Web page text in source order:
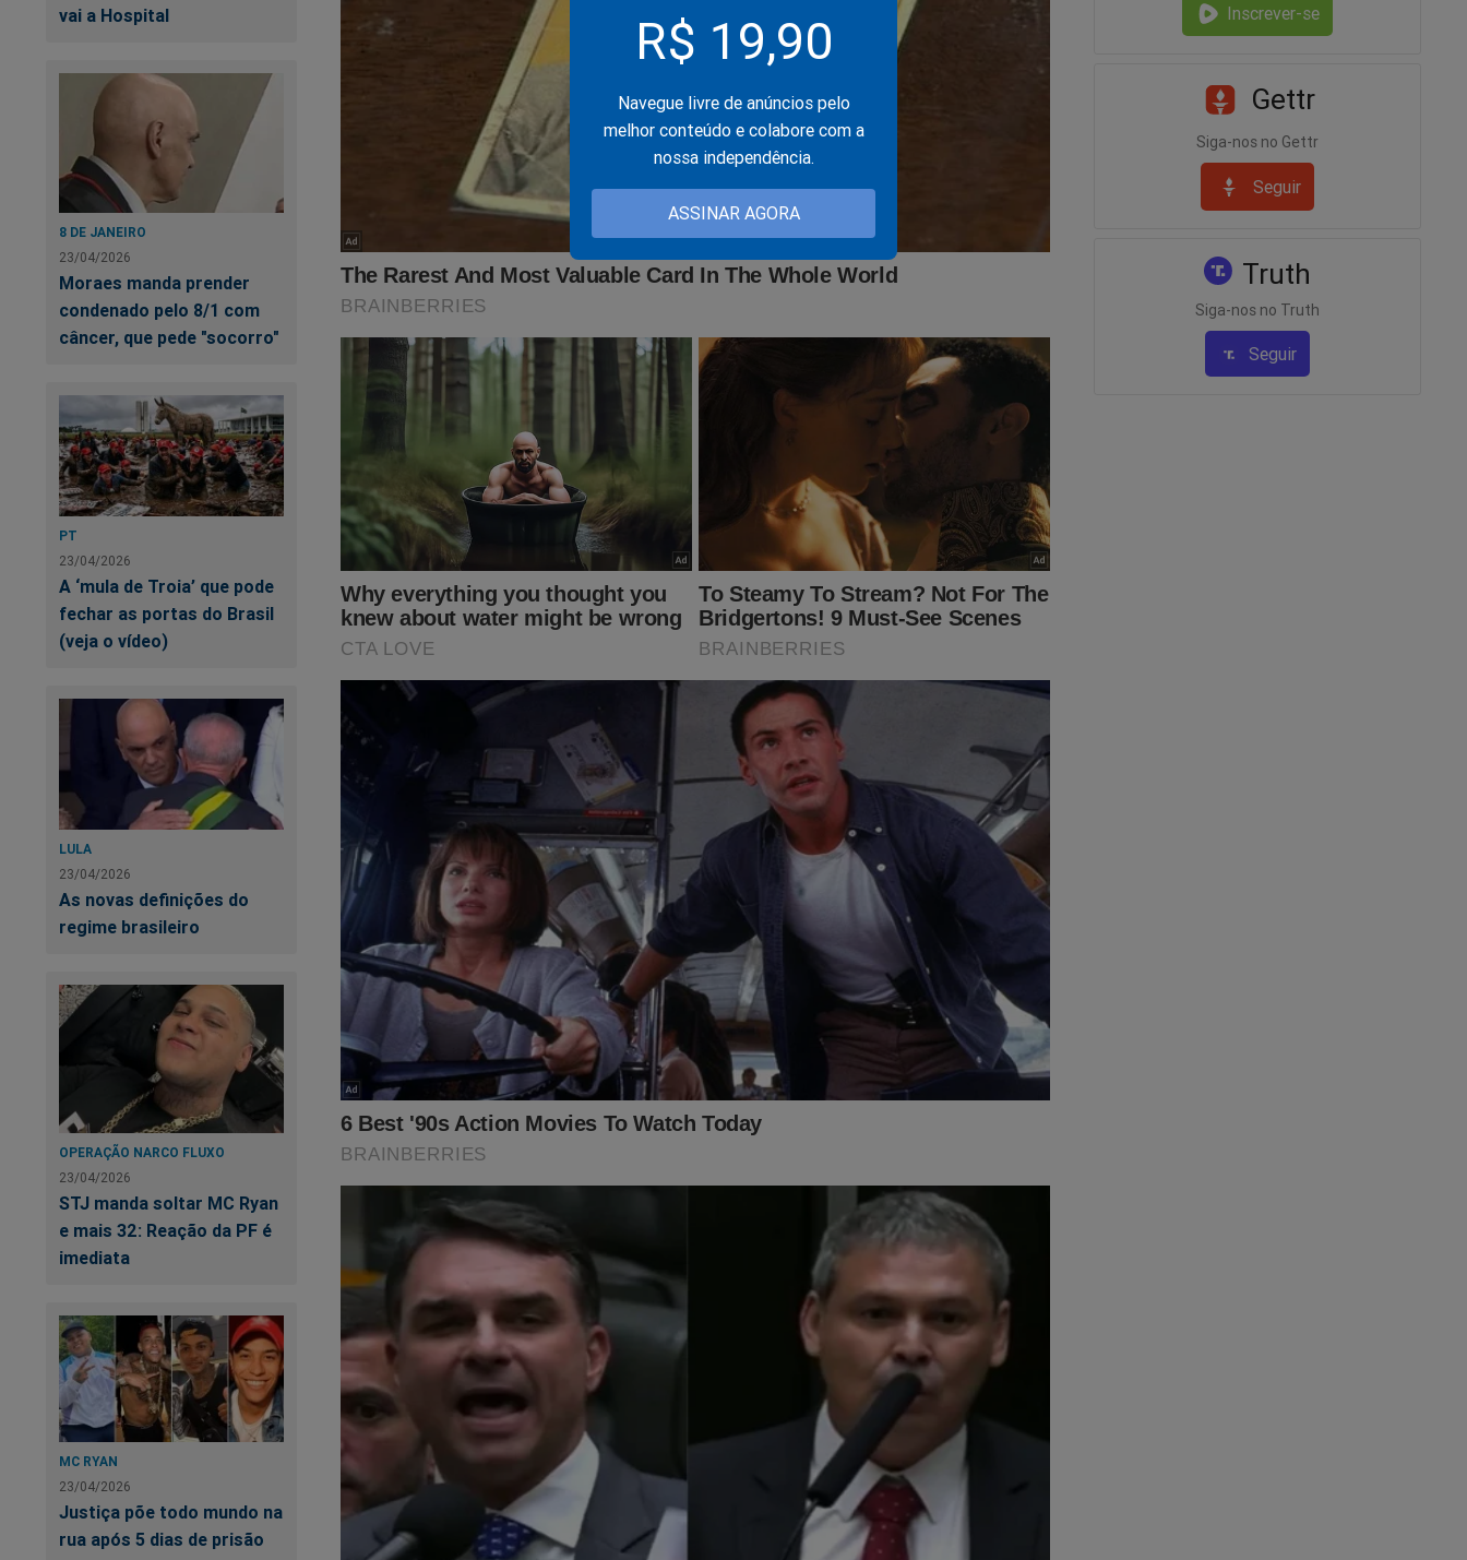
R$ 19,90
Navegue livre de anúncios pelo
melhor conteúdo e colabore com a
nossa independência.
ASSINAR AGORA
vai a Hospital
8 DE JANEIRO
23/04/2026
Moraes manda prender
condenado pelo 8/1 com
câncer, que pede "socorro"
PT
23/04/2026
A ‘mula de Troia’ que pode
fechar as portas do Brasil
(veja o vídeo)
LULA
23/04/2026
As novas definições do
regime brasileiro
OPERAÇÃO NARCO FLUXO
23/04/2026
STJ manda soltar MC Ryan
e mais 32: Reação da PF é
imediata
MC RYAN
23/04/2026
Justiça põe todo mundo na
rua após 5 dias de prisão
Em tempos de "censura",
Agora você pode assinar o Jornal da Cidade Online através de boleto bancário, cartão de
crédito ou PIX.
Por apenas R$ 9,99 mensais, você não terá nenhuma publicidade durante a sua navegação e
terá acesso a todo o conteúdo da Revista A Verdade.
É simples. É fácil. É rápido... Só depende de você! Faça agora a sua assinatura:
https://assinante.jornaldacidadeonline.com.br/apresentacao
Inscrever-se
Gettr
Siga-nos no Gettr
Seguir
Truth
Siga-nos no Truth
Seguir